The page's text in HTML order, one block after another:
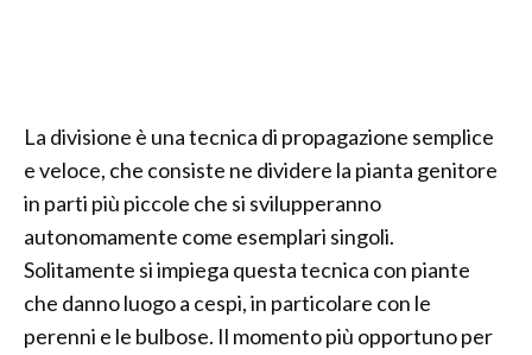
La divisione è una tecnica di propagazione semplice
e veloce, che consiste ne dividere la pianta genitore
in parti più piccole che si svilupperanno
autonomamente come esemplari singoli.
Solitamente si impiega questa tecnica con piante
che danno luogo a cespi, in particolare con le
perenni e le bulbose. Il momento più opportuno per